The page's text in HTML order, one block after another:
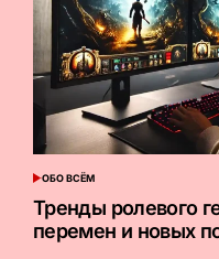
ОПУБЛИКОВАНО
В
ОБО ВСЁМ
Тренды ролевого
перемен и новых